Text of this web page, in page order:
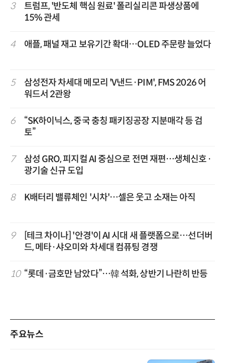
3
트럼프, '반도체 핵심 원료' 폴리실리콘 파생상품에
15% 관세
4 애플, 패널 재고 보유기간 확대…OLED 주문량 늘었다
5
삼성전자 차세대 메모리 'V낸드·PIM', FMS 2026 어
워드서 2관왕
6
“SK하이닉스, 중국 충칭 패키징공장 지분매각 등 검
토”
7
삼성 GRO, 피지컬 AI 중심으로 전면 재편…생체신호·
광기술 신규 도입
8 K배터리 밸류체인 '시차'…셀은 웃고 소재는 아직
9
[테크 차이나] '안경'이 AI 시대 새 플랫폼으로…선더버
드, 메타·샤오미와 차세대 컴퓨팅 경쟁
10 “롯데·금호만 남았다”…韓 석화, 상반기 나란히 반등
주요뉴스